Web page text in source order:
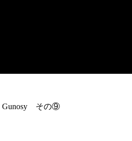
Gunosy その⑨